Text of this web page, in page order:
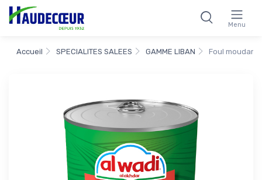
Menu
Accueil SPECIALITES SALEES GAMME LIBAN Foul